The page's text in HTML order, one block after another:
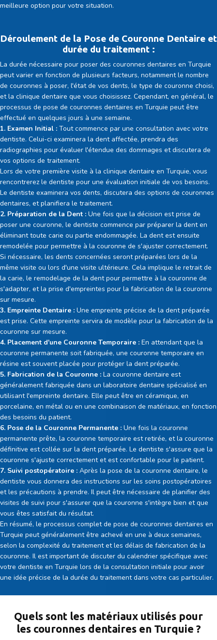
meilleure option pour votre situation.
Déroulement de la Pose de Couronne Dentaire et
durée du traitement :
La durée nécessaire pour poser des couronnes dentaires en Turquie
peut varier en fonction de plusieurs facteurs, notamment le nombre
de couronnes à poser, l'état de vos dents, le type de couronne choisi,
et la clinique dentaire que vous choisissez. Cependant, en général, le
processus de pose de couronnes dentaires en Turquie peut être
effectué en quelques jours à une semaine.
1. Examen Initial : Tout commence par une consultation avec votre
dentiste. Celui-ci examinera la dent affectée, prendra des
radiographies pour évaluer l'étendue des dommages et discutera de
vos options de traitement.
Lors de votre première visite à la clinique dentaire en Turquie, vous
rencontrerez le dentiste pour une évaluation initiale de vos besoins.
Le dentiste examinera vos dents, discutera des options de couronnes
dentaires, et planifiera le traitement.
2. Préparation de la Dent : Une fois que la décision est prise de
poser une couronne, le dentiste commence par préparer la dent en
éliminant toute carie ou partie endommagée. La dent est ensuite
remodelée pour permettre à la couronne de s'ajuster correctement.
Si nécessaire, les dents concernées seront préparées lors de la
même visite ou lors d'une visite ultérieure. Cela implique le retrait de
la carie, le remodelage de la dent pour permettre à la couronne de
s'adapter, et la prise d'empreintes pour la fabrication de la couronne
sur mesure.
3. Empreinte Dentaire : Une empreinte précise de la dent préparée
est prise. Cette empreinte servira de modèle pour la fabrication de la
couronne sur mesure.
4. Placement d'une Couronne Temporaire : En attendant que la
couronne permanente soit fabriquée, une couronne temporaire en
résine est souvent placée pour protéger la dent préparée.
5. Fabrication de la Couronne : La couronne dentaire est
généralement fabriquée dans un laboratoire dentaire spécialisé en
utilisant l'empreinte dentaire. Elle peut être en céramique, en
porcelaine, en métal ou en une combinaison de matériaux, en fonction
des besoins du patient.
6. Pose de la Couronne Permanente : Une fois la couronne
permanente prête, la couronne temporaire est retirée, et la couronne
définitive est collée sur la dent préparée. Le dentiste s'assure que la
couronne s'ajuste correctement et est confortable pour le patient.
7. Suivi postopératoire : Après la pose de la couronne dentaire, le
dentiste vous donnera des instructions sur les soins postopératoires
et les précautions à prendre. Il peut être nécessaire de planifier des
visites de suivi pour s'assurer que la couronne s'intègre bien et que
vous êtes satisfait du résultat.
En résumé, le processus complet de pose de couronnes dentaires en
Turquie peut généralement être achevé en une à deux semaines,
selon la complexité du traitement et les délais de fabrication de la
couronne. Il est important de discuter du calendrier spécifique avec
votre dentiste en Turquie lors de la consultation initiale pour avoir
une idée précise de la durée du traitement dans votre cas particulier.
Quels sont les matériaux utilisés pour
les couronnes dentaires en Turquie ?